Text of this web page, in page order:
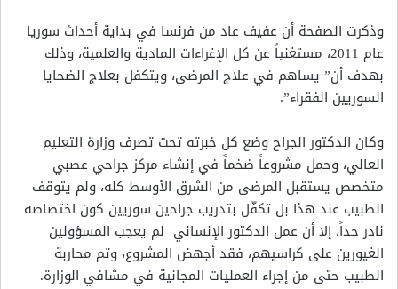
وذكرت الصفحة أن عفيف عاد من فرنسا في بداية أحداث سوريا
عام 2011، مستغنياً عن كل الإغراءات المادية والعلمية، وذلك
بهدف أن” يساهم في علاج المرضى، ويتكفل بعلاج الضحايا
السوريين الفقراء”.
وكان الدكتور الجراح وضع كل خبرته تحت تصرف وزارة التعليم
العالي، وحمل مشروعاً ضخماً في إنشاء مركز جراحي عصبي
متخصص يستقبل المرضى من الشرق الأوسط كله، ولم يتوقف
الطبيب عند هذا بل تكفّل بتدريب جراحين سوريين كون اختصاصه
نادر جداً، إلا أن عمل الدكتور الإنساني لم يعجب المسؤولين
الغيورين على كراسيهم، فقد أجهض المشروع، وتم محاربة
الطبيب حتى من إجراء العمليات المجانية في مشافي الوزارة.